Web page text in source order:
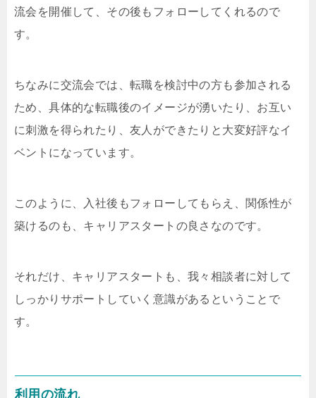
流会を開催して、その後もフォローしてくれるので
す。
ちなみに交流会では、転職を検討中の方も参加される
ため、具体的な転職後のイメージが湧いたり、お互い
に刺激を得られたり、友人ができたりと大変好評なイ
ベントになっています。
このように、入社後もフォローしてもらえ、関係性が
築けるのも、キャリアスタートの良さなのです。
それだけ、キャリアスタートも、我々相談者に対して
しっかりサポートしていく意識があるということで
す。
利用の流れ